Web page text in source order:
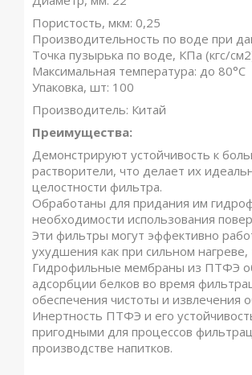
Пористость, мкм: 0,25
Производительность по воде при
Точка пузырька по воде, КПа (кгс/
Максимальная температура: до 80°C
Упаковка, шт: 100
Производитель: Китай
Преимущества:
Демонстрируют устойчивость к
растворители, что делает их
целостности фильтра.
Обработаны для придания им
необходимости использования
Эти фильтры могут эффективно
ухудшения как при сильном
Гидрофильные мембраны из ПТФЭ
адсорбции белков во время
обеспечения чистоты и извлечения
Инертность ПТФЭ и его
пригодными для процессов
производстве напитков.